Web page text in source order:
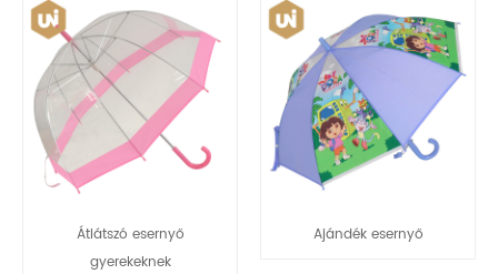
Átlátszó esernyő
gyerekeknek
Ajándék esernyő